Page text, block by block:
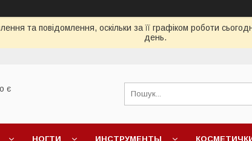
та повідомлення, оскільки за її графіком роботи
день.
є
НОГТИ ИНСТРУМЕНТЫ